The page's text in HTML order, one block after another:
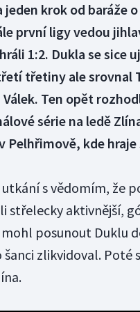
krok od baráže
první ligy vedou
1:2. Dukla se sice
třetiny ale srovnal
Ten opět
série na ledě
Pelhřimově, kde hraje
s vědomím, že
střelecky aktivnější,
mohl posunout Duklu
šanci zlikvidoval.